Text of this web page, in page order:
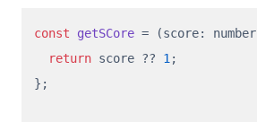
const getSCore = (score: number
return score ?? 1 ;
};